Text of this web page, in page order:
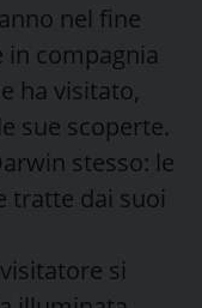
nel fine
in compagnia
ha visitato,
sue scoperte.
stesso: le
tratte dai suoi
si